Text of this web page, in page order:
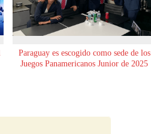
Paraguay es escogido como sede de los
Juegos Panamericanos Junior de 2025